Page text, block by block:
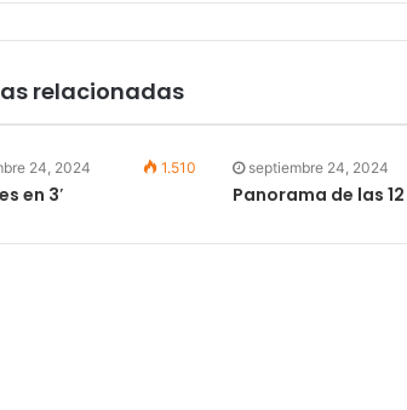
relacionadas
24, 2024 1.510
en 3′
septiembre 24, 2024
Panorama de las 12